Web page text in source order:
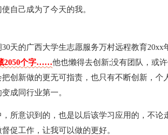
自己成为了今天的我。
天的广西大学生志愿服务万村远程教育20xx
2050个字……他也懒得去创新;没有团队，或
创新做的更无可指责，也只有不断创新，个
成同行业第一。
所意识到的，也是以后该学习应用的，不论
促工作，让我可以做的更好。